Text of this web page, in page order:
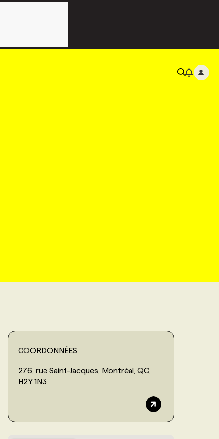
COORDONNÉES
276, rue Saint-Jacques, Montréal, QC,
H2Y 1N3